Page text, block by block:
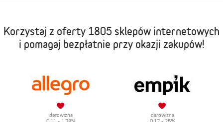
Korzystaj z oferty 1805 sklepów internetowych
i pomagaj bezpłatnie przy okazji zakupów!
darowizna
darowizna